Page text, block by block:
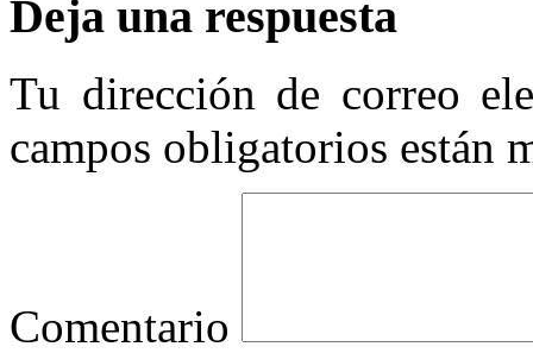
Deja una respuesta
Tu dirección de correo
campos obligatorios están
Comentario